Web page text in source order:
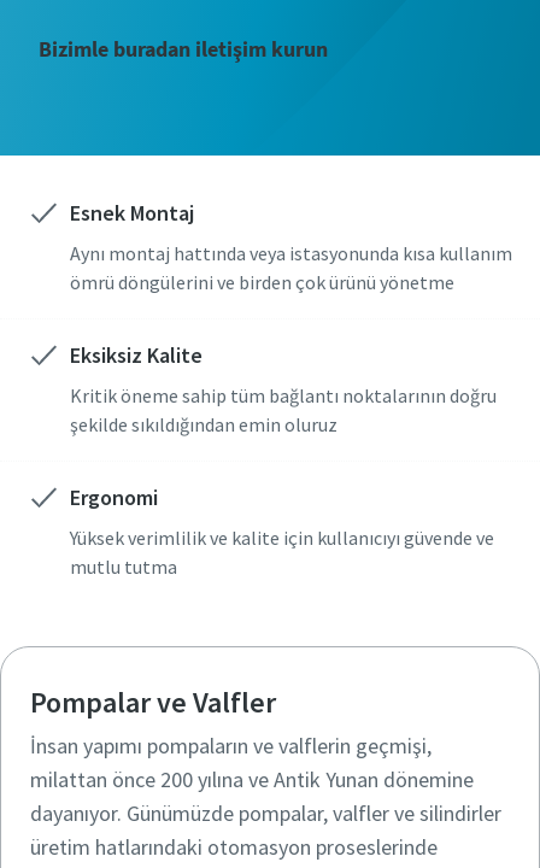
Bizimle buradan iletişim kurun
Esnek Montaj
Aynı montaj hattında veya istasyonunda kısa kullanım
ömrü döngülerini ve birden çok ürünü yönetme
Eksiksiz Kalite
Kritik öneme sahip tüm bağlantı noktalarının doğru
şekilde sıkıldığından emin oluruz
Ergonomi
Yüksek verimlilik ve kalite için kullanıcıyı güvende ve
mutlu tutma
Pompalar ve Valfler
İnsan yapımı pompaların ve valflerin geçmişi,
milattan önce 200 yılına ve Antik Yunan dönemine
dayanıyor. Günümüzde pompalar, valfler ve silindirler
üretim hatlarındaki otomasyon proseslerinde